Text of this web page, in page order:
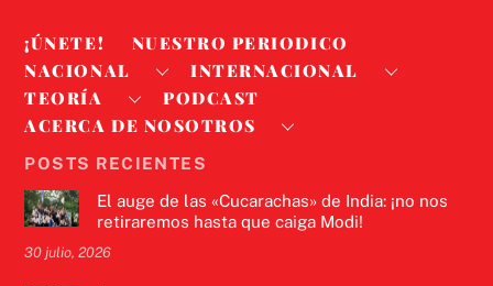
¡ÚNETE!
NUESTRO PERIODICO
NACIONAL
INTERNACIONAL
TEORÍA
PODCAST
ACERCA DE NOSOTROS
POSTS RECIENTES
El auge de las «Cucarachas» de India: ¡no nos
retiraremos hasta que caiga Modi!
30 julio, 2026